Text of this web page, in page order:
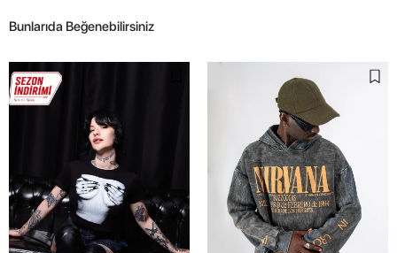
Bunlarıda Beğenebilirsiniz